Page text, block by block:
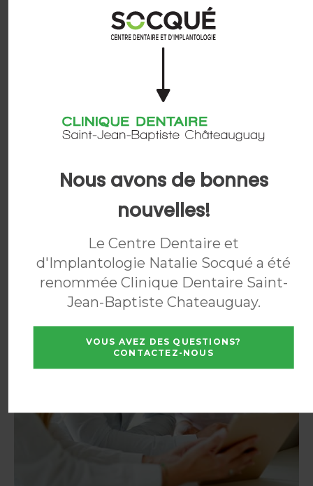
ÉVALUEZ VOTRE SOURIRE
quelques étapes
Clinique Dentaire Saint-Jean-
Baptiste Chateauguayvous guidera tout au long
Nous avons de bonnes
nouvelles!
Le Centre Dentaire et
d'Implantologie Natalie Socqué a été
renommée Clinique Dentaire Saint-
Jean-Baptiste Chateauguay.
VOUS AVEZ DES QUESTIONS?
CONTACTEZ-NOUS